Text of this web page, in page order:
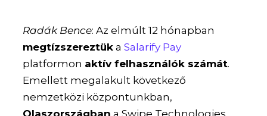
Radák Bence: Az elmúlt 12 hónapban
megtízszereztük aSalarify Pay
platformon aktív felhasználók számát.
Emellett megalakult következő
nemzetközi központunkban,